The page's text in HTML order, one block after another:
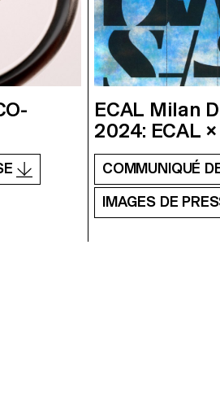
ECAL Milan
2024: ECAL ×
COMMUNIQUÉ
IMAGES DE